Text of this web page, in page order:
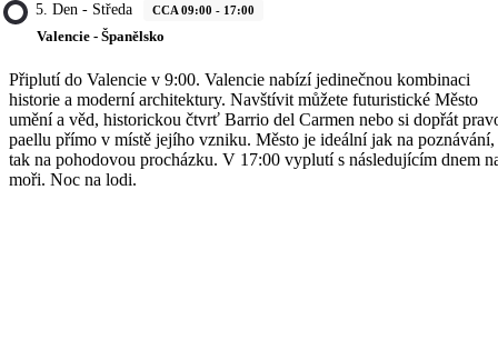
5. Den - Středa CCA 09:00 - 17:00
Valencie - Španělsko
Připlutí do Valencie v 9:00. Valencie nabízí jedinečnou kombinaci
historie a moderní architektury. Navštívit můžete futuristické Město
umění a věd, historickou čtvrť Barrio del Carmen nebo si dopřát
paellu přímo v místě jejího vzniku. Město je ideální jak na poznávání,
tak na pohodovou procházku. V 17:00 vyplutí s následujícím dnem
moři. Noc na lodi.